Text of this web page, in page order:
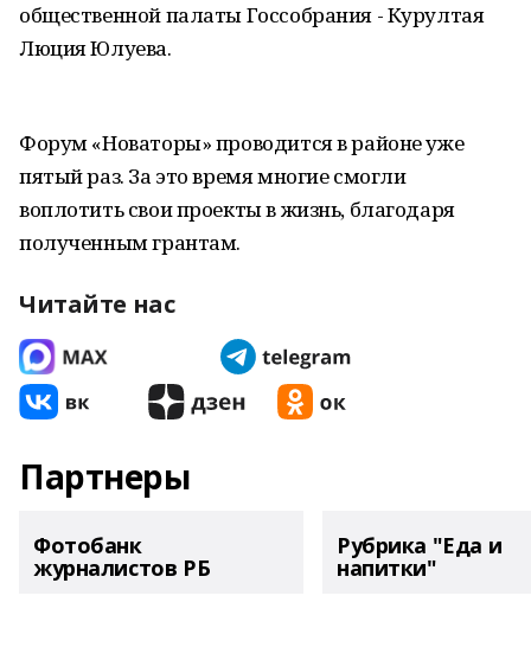
общественной палаты Госсобрания - Курултая
Люция Юлуева.
Форум «Новаторы» проводится в районе уже
пятый раз. За это время многие смогли
воплотить свои проекты в жизнь, благодаря
полученным грантам.
Читайте нас
Партнеры
Фотобанк
журналистов РБ
Рубрика "Еда и
напитки"